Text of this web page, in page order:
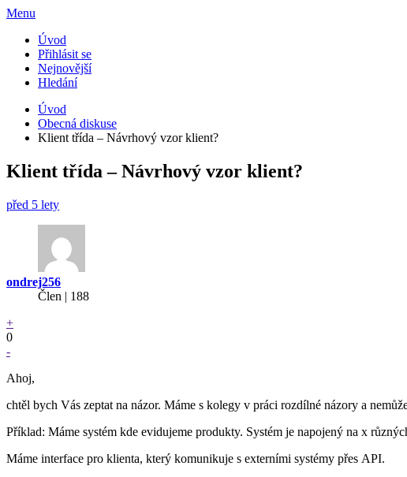
Menu
Úvod
Přihlásit se
Nejnovější
Hledání
Úvod
Obecná diskuse
Klient třída – Návrhový vzor klient?
Klient třída – Návrhový vzor klient?
před 5 lety
ondrej256
Člen | 188
+
0
-
Ahoj,
chtěl bych Vás zeptat na názor. Máme s kolegy v práci rozdílné názory a
Příklad: Máme systém kde evidujeme produkty. Systém je napojený na x
Máme interface pro klienta, který komunikuje s externími systémy přes API.